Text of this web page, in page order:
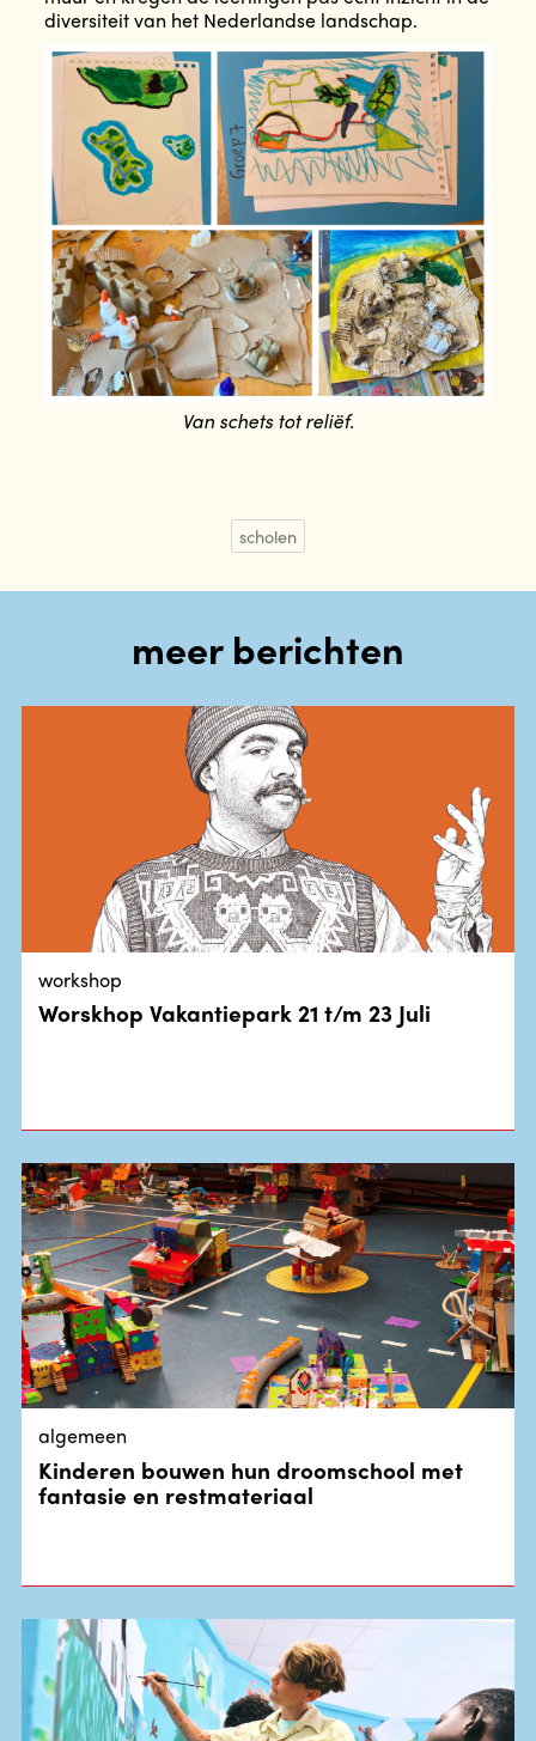
diversiteit van het Nederlandse landschap.
Van schets tot reliëf.
scholen
meer berichten
workshop
Worskhop Vakantiepark 21 t/m 23 Juli
algemeen
Kinderen bouwen hun droomschool met
fantasie en restmateriaal